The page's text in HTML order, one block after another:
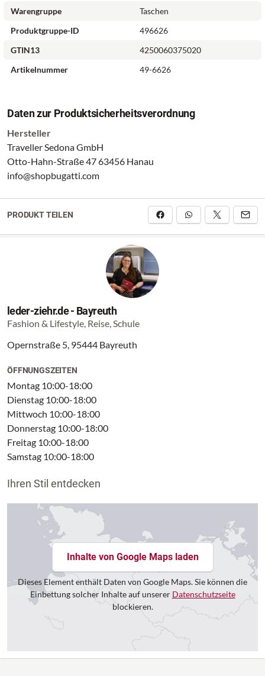
Warengruppe
Taschen
Produktgruppe-ID
496626
GTIN13
4250060375020
Artikelnummer
49-6626
Daten zur Produktsicherheitsverordnung
Hersteller
Traveller Sedona GmbH
Otto-Hahn-Straße 47 63456 Hanau
info@shopbugatti.com
PRODUKT TEILEN
leder-ziehr.de - Bayreuth
Fashion & Lifestyle, Reise, Schule
Opernstraße 5, 95444 Bayreuth
ÖFFNUNGSZEITEN
Montag 10:00-18:00
Dienstag 10:00-18:00
Mittwoch 10:00-18:00
Donnerstag 10:00-18:00
Freitag 10:00-18:00
Samstag 10:00-18:00
Ihren Stil entdecken
Inhalte von Google Maps laden
Dieses Element enthält Daten von Google Maps. Sie können die
Einbettung solcher Inhalte auf unserer Datenschutzseite
blockieren.